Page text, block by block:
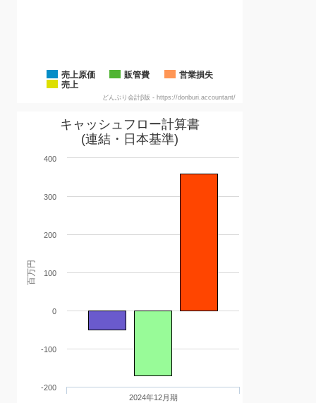
売上原価 販管費
営業損失
売上
どんぶり会計β版 - https://donburi.accountant/
百万円
キャッシュフロー計算書
(連結・日本基準)
2024年12月期
-200
-100
0
100
200
300
400